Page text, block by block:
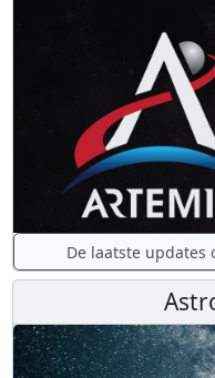
De laatste updates